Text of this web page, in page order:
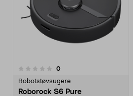
0anmeldelser
Robotstøvsugere
Roborock S6 Pure
0.0 av 5 stjerner